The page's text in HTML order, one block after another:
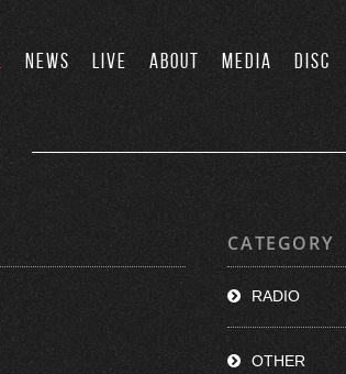
NEWS LIVE ABOUT MEDIA DISC
CATEGORY
RADIO
OTHER